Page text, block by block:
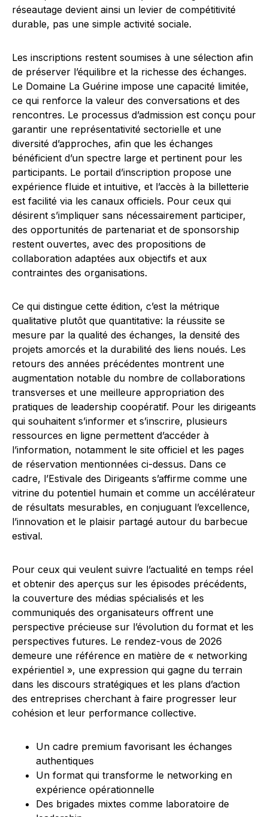
réseautage devient ainsi un levier de compétitivité
durable, pas une simple activité sociale.
Les inscriptions restent soumises à une sélection afin
de préserver l’équilibre et la richesse des échanges.
Le Domaine La Guérine impose une capacité limitée,
ce qui renforce la valeur des conversations et des
rencontres. Le processus d’admission est conçu pour
garantir une représentativité sectorielle et une
diversité d’approches, afin que les échanges
bénéficient d’un spectre large et pertinent pour les
participants. Le portail d’inscription propose une
expérience fluide et intuitive, et l’accès à la billetterie
est facilité via les canaux officiels. Pour ceux qui
désirent s’impliquer sans nécessairement participer,
des opportunités de partenariat et de sponsorship
restent ouvertes, avec des propositions de
collaboration adaptées aux objectifs et aux
contraintes des organisations.
Ce qui distingue cette édition, c’est la métrique
qualitative plutôt que quantitative: la réussite se
mesure par la qualité des échanges, la densité des
projets amorcés et la durabilité des liens noués. Les
retours des années précédentes montrent une
augmentation notable du nombre de collaborations
transverses et une meilleure appropriation des
pratiques de leadership coopératif. Pour les dirigeants
qui souhaitent s’informer et s’inscrire, plusieurs
ressources en ligne permettent d’accéder à
l’information, notamment le site officiel et les pages
de réservation mentionnées ci-dessus. Dans ce
cadre, l’Estivale des Dirigeants s’affirme comme une
vitrine du potentiel humain et comme un accélérateur
de résultats mesurables, en conjuguant l’excellence,
l’innovation et le plaisir partagé autour du barbecue
estival.
Pour ceux qui veulent suivre l’actualité en temps réel
et obtenir des aperçus sur les épisodes précédents,
la couverture des médias spécialisés et les
communiqués des organisateurs offrent une
perspective précieuse sur l’évolution du format et les
perspectives futures. Le rendez-vous de 2026
demeure une référence en matière de « networking
expérientiel », une expression qui gagne du terrain
dans les discours stratégiques et les plans d’action
des entreprises cherchant à faire progresser leur
cohésion et leur performance collective.
Un cadre premium favorisant les échanges
authentiques
Un format qui transforme le networking en
expérience opérationnelle
Des brigades mixtes comme laboratoire de